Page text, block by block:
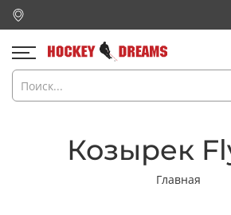
Козырек
Главная